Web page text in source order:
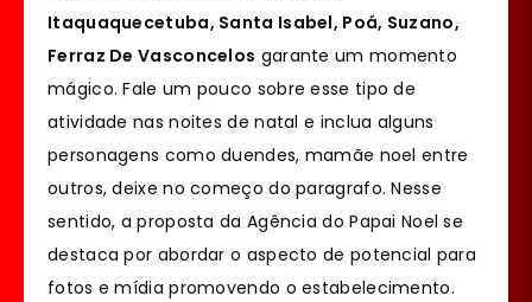
Itaquaquecetuba, Santa Isabel, Poá, Suzano,
Ferraz De Vasconcelos garante um momento
mágico. Fale um pouco sobre esse tipo de
atividade nas noites de natal e inclua alguns
personagens como duendes, mamãe noel entre
outros, deixe no começo do paragrafo. Nesse
sentido, a proposta da Agência do Papai Noel se
destaca por abordar o aspecto de potencial para
fotos e mídia promovendo o estabelecimento.